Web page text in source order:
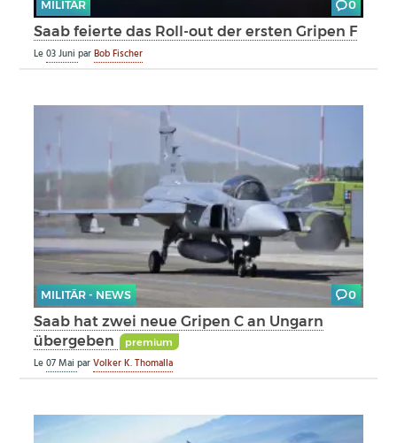
MILITÄR 0
Saab feierte das Roll-out der ersten Gripen F
Le03 JuniparBob Fischer
MILITÄR - NEWS 0
Saab hat zwei neue Gripen C an Ungarn
übergeben
premium
Le07 MaiparVolker K. Thomalla